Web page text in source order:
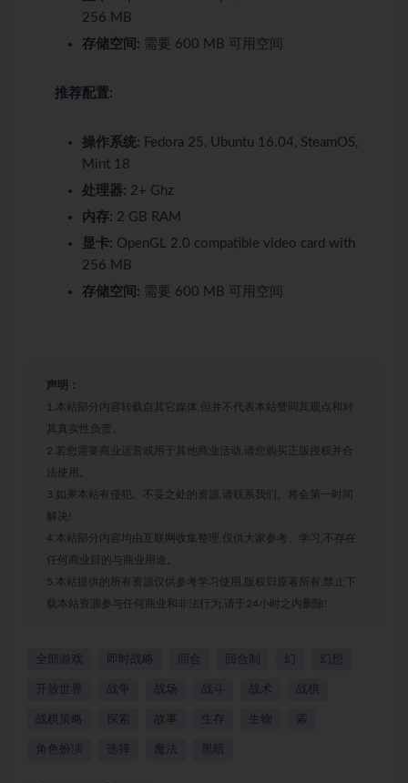
256 MB
存储空间: 需要 600 MB 可用空间
推荐配置:
操作系统: Fedora 25, Ubuntu 16.04, SteamOS,
Mint 18
处理器: 2+ Ghz
内存: 2 GB RAM
显卡: OpenGL 2.0 compatible video card with
256 MB
存储空间: 需要 600 MB 可用空间
声明：
1.本站部分内容转载自其它媒体,但并不代表本站赞同其观点和对
其真实性负责。
2.若您需要商业运营或用于其他商业活动,请您购买正版授权并合
法使用。
3.如果本站有侵犯、不妥之处的资源,请联系我们。将会第一时间
解决!
4.本站部分内容均由互联网收集整理,仅供大家参考、学习,不存在
任何商业目的与商业用途。
5.本站提供的所有资源仅供参考学习使用,版权归原著所有,禁止下
载本站资源参与任何商业和非法行为,请于24小时之内删除!
全部游戏 即时战略 回合 回合制 幻 幻想
开放世界 战争 战场 战斗 战术 战棋
战棋策略 探索 故事 生存 生物 索
角色扮演 选择 魔法 黑暗